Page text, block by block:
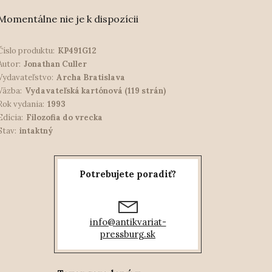
nie je k dispozícii
produktu: KP491G12
Jonathan Culler
Archa Bratislava
Vydavateľská kartónová (119 strán)
vydania: 1993
Filozofia do vrecka
intaktný
Potrebujete poradiť?
info@antikvariat-
pressburg.sk